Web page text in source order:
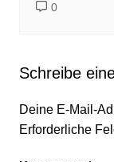
0
Schreibe
Deine E-Mail-
Erforderliche